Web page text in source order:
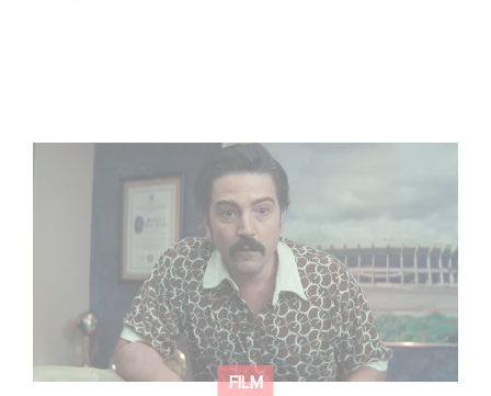
FILM
Mexico 86, est à retrouver dès maintenant sur Netflix